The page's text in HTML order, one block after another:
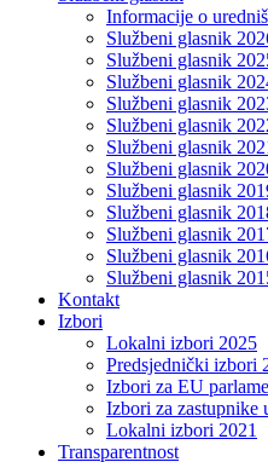
Informacije o
Službeni glasnik
Službeni glasnik
Službeni glasnik
Službeni glasnik
Službeni glasnik
Službeni glasnik
Službeni glasnik
Službeni glasnik
Službeni glasnik
Službeni glasnik
Službeni glasnik
Službeni glasnik
Kontakt
Izbori
Lokalni izbori 2025
Predsjednički izbori
Izbori za EU
Izbori za zastupnike
Lokalni izbori 2021
Transparentnost